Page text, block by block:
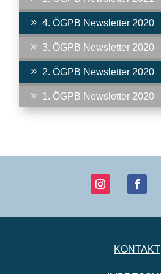
9 4. ÖGPB Newsletter 2020
9 3. ÖGPB Newsletter 2020
9 2. ÖGPB Newsletter 2020
9 1. ÖGPB Newsletter 2020
KONTAKT